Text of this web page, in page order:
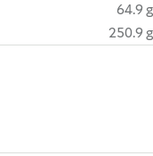
64.9 g
250.9 g